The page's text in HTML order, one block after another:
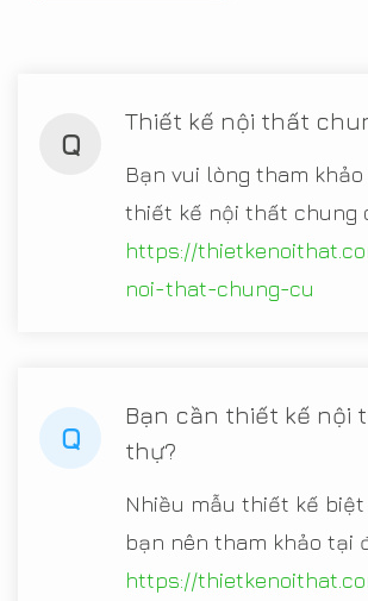
Q
Thiết kế nội thất
Bạn vui lòng tham
thiết kế nội thất chung
https://
noi-that-chung-cu
Q
Bạn cần thiết kế nội
thự?
Nhiều mẫu thiết kế
bạn nên tham khảo tại
https://